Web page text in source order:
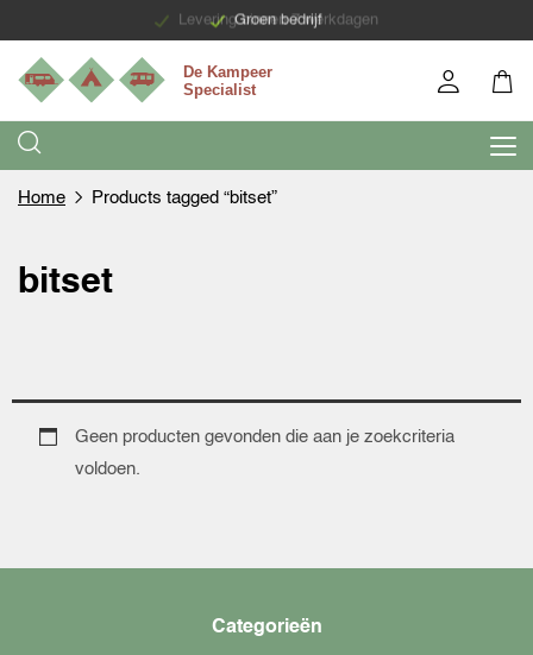
Groen bedrijf
Levering binnen 7 werkdagen
Home Products tagged “bitset”
bitset
Geen producten gevonden die aan je zoekcriteria
voldoen.
Categorieën